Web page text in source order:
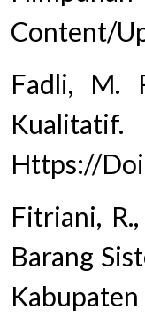
Content/
Fadli, M.
Https://
Fitriani,
Barang